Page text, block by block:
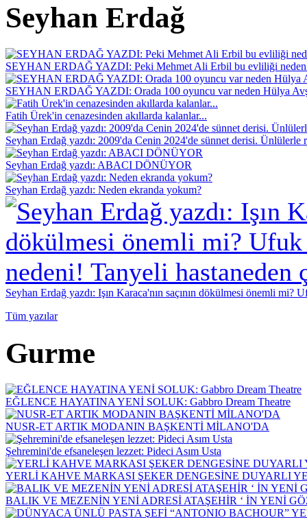
Seyhan Erdağ
SEYHAN ERDAĞ YAZDI: Peki Mehmet Ali Erbil bu evliliği neden
SEYHAN ERDAĞ YAZDI: Orada 100 oyuncu var neden Hülya
Fatih Ürek'in cenazesinden akıllarda kalanlar...
Seyhan Erdağ yazdı: 2009'da Cenin 2024'de sünnet derisi.
Seyhan Erdağ yazdı: ABACI DÖNÜYOR
Seyhan Erdağ yazdı: Neden ekranda yokum?
Seyhan Erdağ yazdı: Işın Karaca'nın saçının dökülmesi önemli mi?
Tüm yazılar
Gurme
EĞLENCE HAYATINA YENİ SOLUK: Gabbro Dream Theatre
NUSR-ET ARTIK MODANIN BAŞKENTİ MİLANO'DA
Şehremini'de efsaneleşen lezzet: Pideci Asım Usta
YERLİ KAHVE MARKASI ŞEKER DENGESİNE DUYARLI
BALIK VE MEZENİN YENİ ADRESİ ATAŞEHİR ‘ İN YENİ